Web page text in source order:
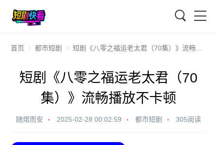
首页 都市短剧 短剧《八零之福运老太君（70集）》流畅播放不卡顿
短剧《八零之福运老太君（70
集）》流畅播放不卡顿
随煜而安 2025-02-28 00:02:59 都市短剧 305阅读